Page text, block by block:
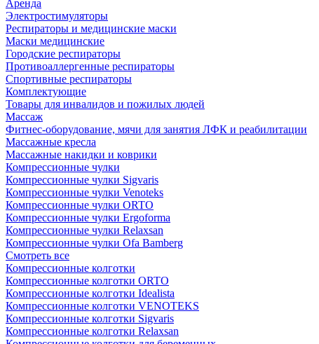
Аренда
Электростимуляторы
Респираторы и медицинские маски
Маски медицинские
Городские респираторы
Противоаллергенные респираторы
Спортивные респираторы
Комплектующие
Товары для инвалидов и пожилых людей
Массаж
Фитнес-оборудование, мячи для занятия ЛФК и реабилитации
Массажные кресла
Массажные накидки и коврики
Компрессионные чулки
Компрессионные чулки Sigvaris
Компрессионные чулки Venoteks
Компрессионные чулки ORTO
Компрессионные чулки Ergoforma
Компрессионные чулки Relaxsan
Компрессионные чулки Ofa Bamberg
Смотреть все
Компрессионные колготки
Компрессионные колготки ORTO
Компрессионные колготки Idealista
Компрессионные колготки VENOTEKS
Компрессионные колготки Sigvaris
Компрессионные колготки Relaxsan